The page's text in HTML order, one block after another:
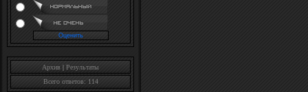
Архив | Результаты
Всего ответов: 114